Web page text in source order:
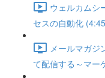
ウェルカムシ
セスの自動化
メールマガジ
て配信する～マー